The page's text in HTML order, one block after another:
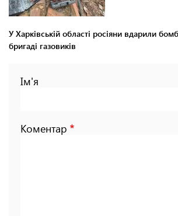
У Харківській області росіяни вдарили
бригаді газовиків
Ім'я
Коментар